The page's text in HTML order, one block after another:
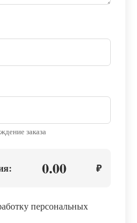
заказа
0.00 ₽
персональных